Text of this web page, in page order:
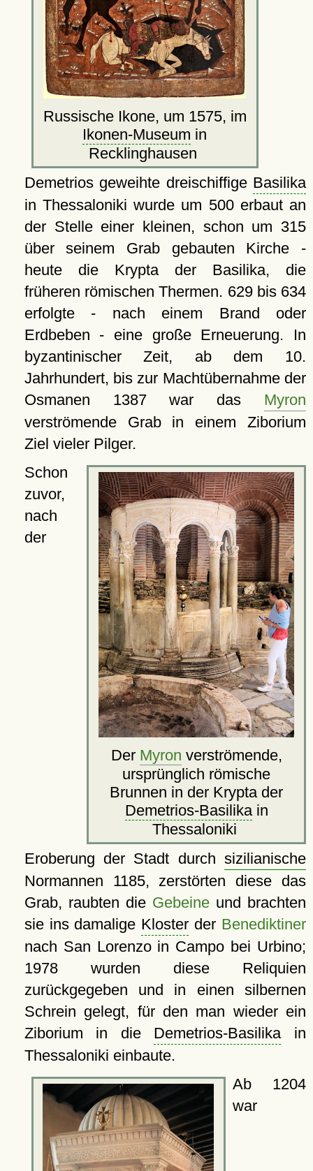
Russische Ikone, um 1575, im
Ikonen-Museum in
Recklinghausen
Demetrios geweihte dreischiffige Basilika
in Thessaloniki wurde um 500 erbaut an
der Stelle einer kleinen, schon um 315
über seinem Grab gebauten Kirche -
heute die Krypta der Basilika, die
früheren römischen Thermen. 629 bis 634
erfolgte - nach einem Brand oder
Erdbeben - eine große Erneuerung. In
byzantinischer Zeit, ab dem 10.
Jahrhundert, bis zur Machtübernahme der
Osmanen 1387 war das Myron
verströmende Grab in einem Ziborium
Ziel vieler Pilger.
Der Myron verströmende,
ursprünglich römische
Brunnen in der Krypta der
Demetrios-Basilikain
Thessaloniki
Schon
zuvor,
nach
der
Eroberung der Stadt durch sizilianische
Normannen 1185, zerstörten diese das
Grab, raubten die Gebeineund brachten
sie ins damalige Kloster der Benediktiner
nach San Lorenzo in Campo bei Urbino;
1978 wurden diese Reliquien
zurückgegeben und in einen silbernen
Schrein gelegt, für den man wieder ein
Ziborium in die Demetrios-Basilikain
Thessaloniki einbaute.
Ab 1204
war